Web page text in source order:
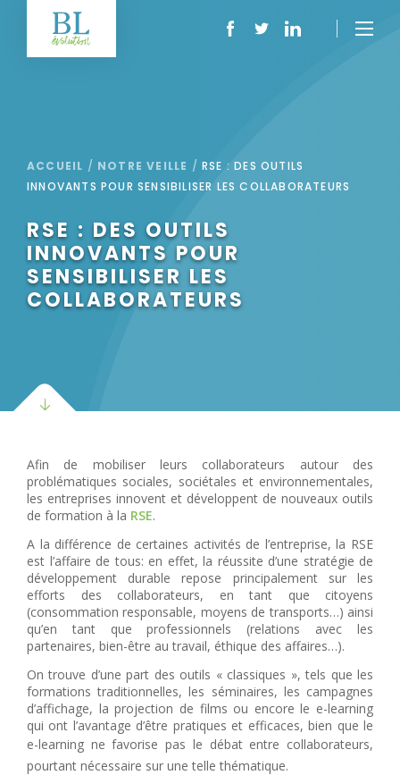
ACCUEIL / NOTRE VEILLE /RSE : DES OUTILS
INNOVANTS POUR SENSIBILISER LES COLLABORATEURS
RSE : DES OUTILS
INNOVANTS POUR
SENSIBILISER LES
COLLABORATEURS
Afin de mobiliser leurs collaborateurs autour des
problématiques sociales, sociétales et environnementales,
les entreprises innovent et développent de nouveaux outils
de formation à la RSE.
A la différence de certaines activités de l’entreprise, la RSE
est l’affaire de tous: en effet, la réussite d’une stratégie de
développement durable repose principalement sur les
efforts des collaborateurs, en tant que citoyens
(consommation responsable, moyens de transports…) ainsi
qu’en tant que professionnels (relations avec les
partenaires, bien-être au travail, éthique des affaires…).
On trouve d’une part des outils « classiques », tels que les
formations traditionnelles, les séminaires, les campagnes
d’affichage, la projection de films ou encore le e-learning
qui ont l’avantage d’être pratiques et efficaces, bien que le
e-learning ne favorise pas le débat entre collaborateurs,
pourtant nécessaire sur une telle thématique.